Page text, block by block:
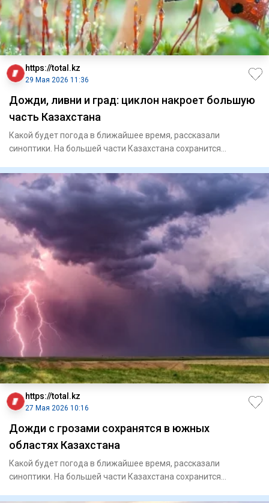
https://total.kz
29 Мая 2026 11:36
Дожди, ливни и град: циклон накроет большую
часть Казахстана
Какой будет погода в ближайшее время, рассказали
синоптики. На большей части Казахстана сохранится
https://total.kz
27 Мая 2026 10:16
Дожди с грозами сохранятся в южных
областях Казахстана
Какой будет погода в ближайшее время, рассказали
синоптики. На большей части Казахстана сохранится